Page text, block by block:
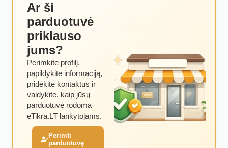
Ar ši
parduotuvė
priklauso
jums?
Perimkite profilį,
papildykite informaciją,
pridėkite kontaktus ir
valdykite, kaip jūsų
parduotuvė rodoma
eTikra.LT lankytojams.
Perimti
parduotuvę